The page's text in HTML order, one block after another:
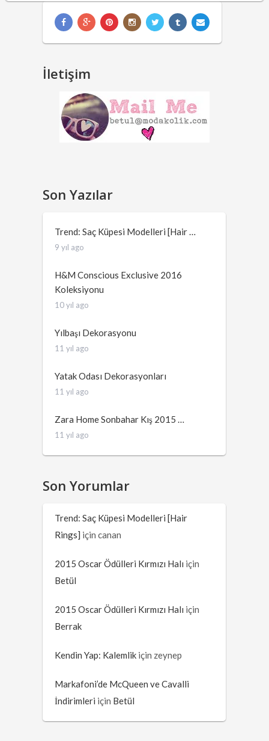
İletişim
Son Yazılar
Trend: Saç Küpesi Modelleri [Hair …
9 yıl ago
H&M Conscious Exclusive 2016
Koleksiyonu
10 yıl ago
Yılbaşı Dekorasyonu
11 yıl ago
Yatak Odası Dekorasyonları
11 yıl ago
Zara Home Sonbahar Kış 2015 …
11 yıl ago
Son Yorumlar
Trend: Saç Küpesi Modelleri [Hair
Rings] içincanan
2015 Oscar Ödülleri Kırmızı Halı için
Betül
2015 Oscar Ödülleri Kırmızı Halı için
Berrak
Kendin Yap: Kalemlik için zeynep
Markafoni’de McQueen ve Cavalli
İndirimleri için Betül